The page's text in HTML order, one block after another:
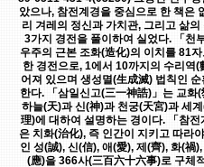
았으나, 참전계경을 중심으로 한 책은
리 겨레의 정신과 가치관, 그리고 삶
3가지 경전을 풀이하여 실었다. 「천
우주의 근본 조화(造化)의 이치를 81
한 경전으로, 1에서 10까지의 수리역(
어져 있으며 생성멸(生成滅) 법칙인
한다. 「삼일신고(三一神誥)」는 교화
하늘(天)과 신(神)과 천궁(天宮)과 세
理)에 대하여 설명하는 경이다. 「참전
은 치화(治化), 즉 인간이 지키고 따라
인 성(誠), 신(信), 애(愛), 제(齊), 화(禍
(應)을 366사(三百六十六事)로 구체